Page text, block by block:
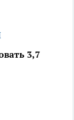
3,7